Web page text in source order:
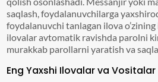
saqlash, foydalanuvchilarga
foydalanuvchi tanlagan ilova o’zining
ilovalar avtomatik ravishda parolni
murakkab parollarni yaratish va
Eng Yaxshi Ilovalar va Vositalar